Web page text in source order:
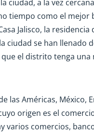
ciudad, a la vez
tiempo como el mejor
Jalisco, la
ciudad se han llenado
el distrito tenga
las Américas, México,
origen es el
varios comercios,